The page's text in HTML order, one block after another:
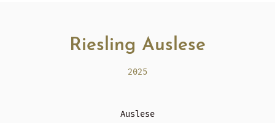
Riesling Auslese
2025
Auslese